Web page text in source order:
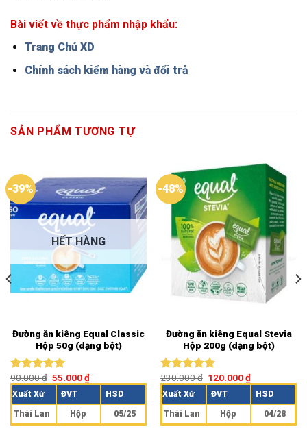
Bài viết về thực phẩm nhập khẩu:
Trang Chủ XD
Chính sách kiểm hàng và đổi trả
SẢN PHẨM TƯƠNG TỰ
-39%
HẾT HÀNG
Đường ăn kiêng Equal Classic
Hộp 50g (dạng bột)
Được xếp
hạng5.00
90.000₫ 55.000₫
Xuất Xứ ĐVT HSD
Thái Lan Hộp 05/25
-48%
Đường ăn kiêng Equal Stevia
Hộp 200g (dạng bột)
Được xếp
hạng5.00
230.000₫ 120.000₫
Xuất Xứ ĐVT HSD
Thái Lan Hộp 04/28